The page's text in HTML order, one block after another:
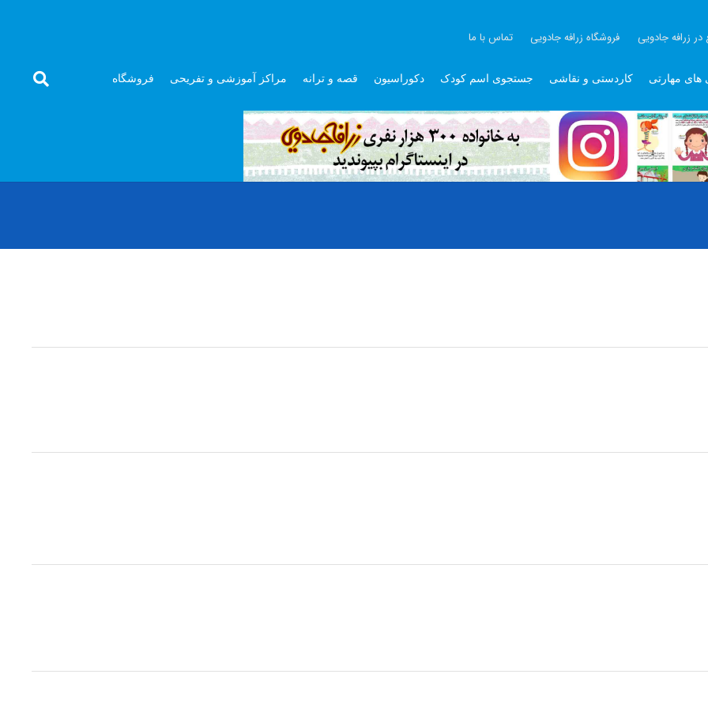
در زرافه جادویی فروشگاه زرافه جادویی تماس با ما
های مهارتی کاردستی و نقاشی جستجوی اسم کودک دکوراسیون قصه و ترانه مراکز آموزشی و تفریحی فروشگاه